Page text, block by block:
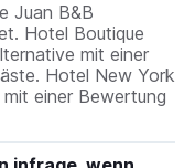
Juan B&B
Hotel Boutique
mit einer
Hotel New York
einer Bewertung